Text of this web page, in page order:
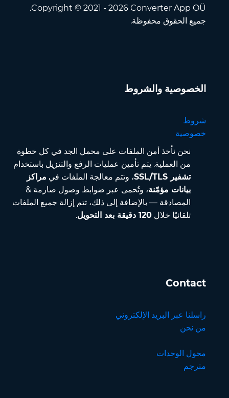
Copyright © 2021 - 2026 Converter App OÜ.
جميع الحقوق محفوظة.
الخصوصية والشروط
شروط
خصوصية
نحن نأخذ أمن الملفات على محمل الجد في كل خطوة
من العملية. يتم تأمين عمليات الرفع والتنزيل باستخدام
تشفير SSL/TLS
، وتتم معالجة الملفات في مراكز
بيانات مؤمّنة، وتُحمى عبر ضوابط وصول صارمة &
المصادقة — بالإضافة إلى ذلك، تتم إزالة جميع الملفات
تلقائيًا خلال 120 دقيقة بعد التحويل .
Contact
راسلنا عبر البريد الإلكتروني
من نحن
محول الوحدات
مترجم